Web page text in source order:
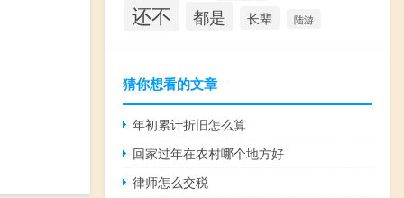
还不 都是 长辈 陆游
猜你想看的文章
年初累计折旧怎么算
回家过年在农村哪个地方好
律师怎么交税